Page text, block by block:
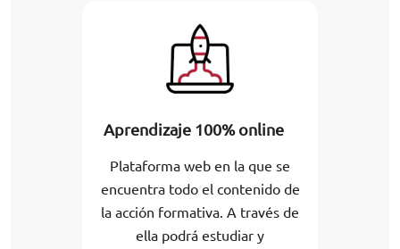
Aprendizaje 100% online
Plataforma web en la que se
encuentra todo el contenido de
la acción formativa. A través de
ella podrá estudiar y